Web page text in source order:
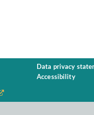
Data privacy
Accessibility